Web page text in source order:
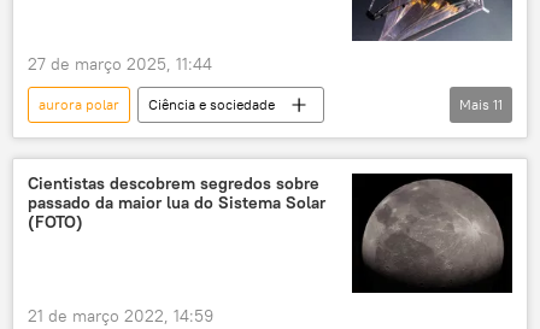
27 de março 2025, 11:44
aurora polar
Ciência e sociedade
astronomia
Ciência e Tecnologia
Júpiter
Saturno
Sol
James Webb
exploração do espaço
telescópio
Mais 11
Cientistas descobrem segredos sobre
passado da maior lua do Sistema Solar
(FOTO)
21 de março 2022, 14:59